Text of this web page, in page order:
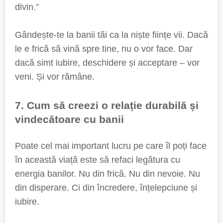
divin.”
Gândește-te la banii tăi ca la niște ființe vii. Dacă
le e frică să vină spre tine, nu o vor face. Dar
dacă simt iubire, deschidere și acceptare – vor
veni. Și vor rămâne.
7. Cum să creezi o relație durabilă și
vindecătoare cu banii
Poate cel mai important lucru pe care îl poți face
în această viață este să refaci legătura cu
energia banilor. Nu din frică. Nu din nevoie. Nu
din disperare. Ci din încredere, înțelepciune și
iubire.